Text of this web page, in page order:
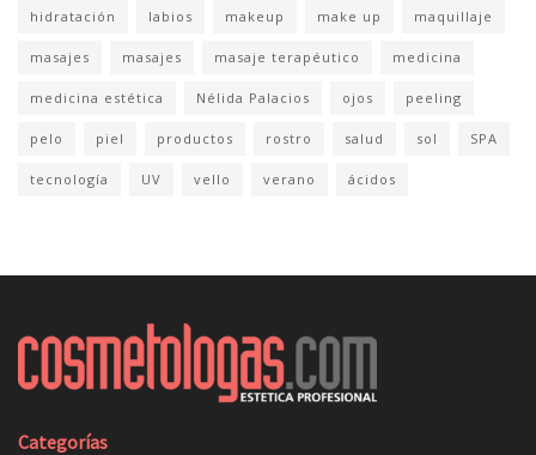
hidratación labios makeup make up maquillaje
masajes masajes masaje terapéutico medicina
medicina estética Nélida Palacios ojos peeling
pelo piel productos rostro salud sol SPA
tecnología UV vello verano ácidos
Categorías